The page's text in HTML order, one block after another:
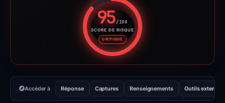
95/100
SCORE DE RISQUE
CRITIQUE
Score de risque : 95 sur
Accéder à Réponse Captures Renseignements Outils externes